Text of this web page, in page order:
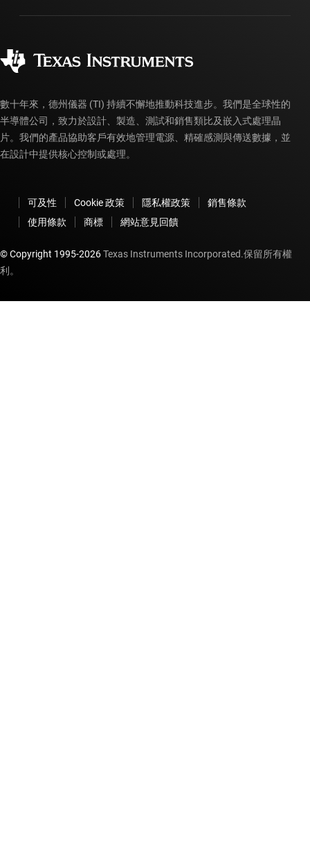
myTI 帳戶常見問題解答
訂購 FAQ
數十年來，德州儀器 (TI) 持續不懈地推動科技進步。我們是全球性的
半導體公司，致力於設計、製造、測試和銷售類比及嵌入式處理晶
片。我們的產品協助客戶有效地管理電源、精確感測與傳送數據，並
在設計中提供核心控制或處理。
可及性 Cookie 政策 隱私權政策
銷售條款
使用條款
商標 網站意見回饋
© Copyright 1995-2026Texas Instruments Incorporated.保留所有權
利。